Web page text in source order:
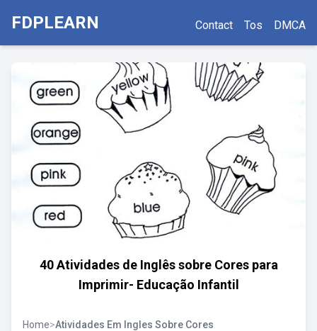
FDPLEARN Contact Tos DMCA
40 Atividades de Inglês sobre Cores para
Imprimir- Educação Infantil
Home>Atividades Em Ingles Sobre Cores